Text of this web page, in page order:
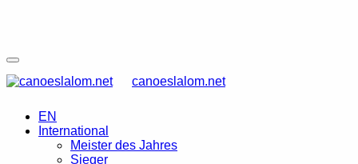
canoeslalom.net
EN
International
Meister des Jahres
Sieger